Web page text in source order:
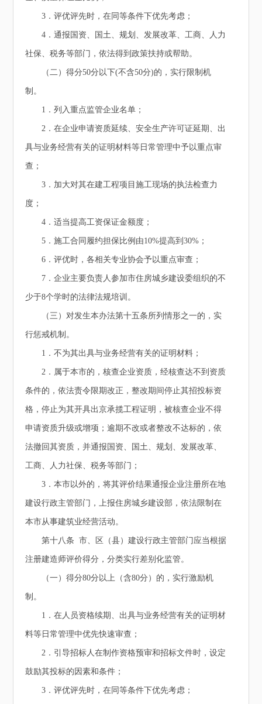
3．评优评先时，在同等条件下优先考虑；
4．通报国资、国土、规划、发展改革、工商、人力
社保、税务等部门，依法得到政策扶持或帮助。
（二）得分50分以下(不含50分)的，实行限制机
制。
1．列入重点监管企业名单；
2．在企业申请资质延续、安全生产许可证延期、出
具与业务经营有关的证明材料等日常管理中予以重点审
查；
3．加大对其在建工程项目施工现场的执法检查力
度；
4．适当提高工资保证金额度；
5．施工合同履约担保比例由10%提高到30%；
6．评优时，各相关专业协会予以重点审查；
7．企业主要负责人参加市住房城乡建设委组织的不
少于8个学时的法律法规培训。
（三）对发生本办法第十五条所列情形之一的，实
行惩戒机制。
1．不为其出具与业务经营有关的证明材料；
2．属于本市的，核查企业资质，经核查达不到资质
条件的，依法责令限期改正，整改期间停止其招投标资
格，停止为其开具出京承揽工程证明，被核查企业不得
申请资质升级或增项；逾期不改或者整改不达标的，依
法撤回其资质，并通报国资、国土、规划、发展改革、
工商、人力社保、税务等部门；
3．本市以外的，将其评价结果通报企业注册所在地
建设行政主管部门，上报住房城乡建设部，依法限制在
本市从事建筑业经营活动。
第十八条 市、区（县）建设行政主管部门应当根据
注册建造师评价得分，分类实行差别化监管。
（一）得分80分以上（含80分）的，实行激励机
制。
1．在人员资格续期、出具与业务经营有关的证明材
料等日常管理中优先快速审查；
2．引导招标人在制作资格预审和招标文件时，设定
鼓励其投标的因素和条件；
3．评优评先时，在同等条件下优先考虑；